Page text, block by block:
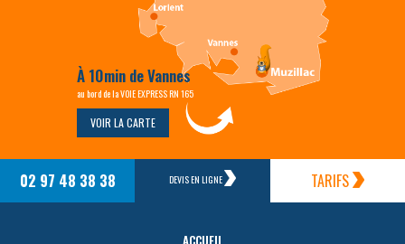
02 97 48 38 38 DEVIS EN LIGNE TARIFS
À 10min de Vannes
au bord de la VOIE EXPRESS RN 165
VOIR LA CARTE